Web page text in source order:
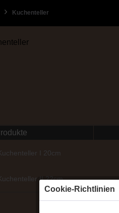
Kuchenteller
I 20cm
II 22cm
Cookie-Richtlinien